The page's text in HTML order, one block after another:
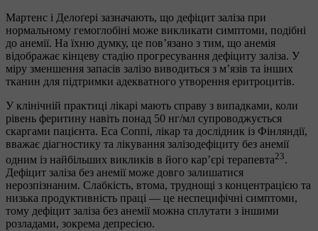
Мартенс і Делоґері зазначають, що дефіцит заліза при
нормальному гемоглобіні може викликати симптоми, подібні
до анемії. На їхню думку, це пов’язано з тим, що анемія
відображає кінцеву стадію прогресування дефіциту заліза. У
міру зменшення запасів залізо виводиться з м’язів та інших
тканин для підтримки адекватного утворення еритроцитів.
У клінічній практиці лікарі мають справу з випадками, коли
рівень феритину навіть понад 50 нг/мл супроводжується
скаргами пацієнта. Еса Соппі, лікар та дослідник із Фінляндії,
вважає діагностику та лікування залізодефіциту без анемії
одним із найбільших викликів в його кар’єрі терапевта23.
Дефіцит заліза без анемії може довго залишатися
нерозпізнаним. Слабкість, втома, труднощі з концентрацією та
низька продуктивність праці — це неспецифічні симптоми,
тому дефіцит заліза без анемії можна сплутати з іншими
розладами, зокрема депресією.